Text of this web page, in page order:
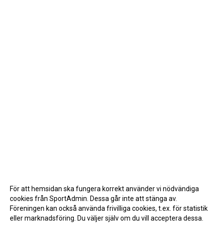
För att hemsidan ska fungera korrekt använder vi nödvändiga
cookies från SportAdmin. Dessa går inte att stänga av.
Föreningen kan också använda frivilliga cookies, t.ex. för statistik
eller marknadsföring. Du väljer själv om du vill acceptera dessa.